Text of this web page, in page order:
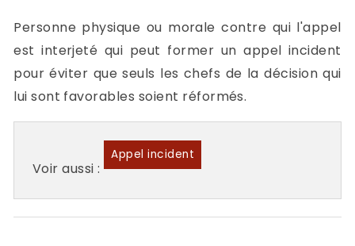
Personne physique ou morale contre qui l'appel
est interjeté qui peut former un appel incident
pour éviter que seuls les chefs de la décision qui
lui sont favorables soient réformés.
Voir aussi :
Appel incident